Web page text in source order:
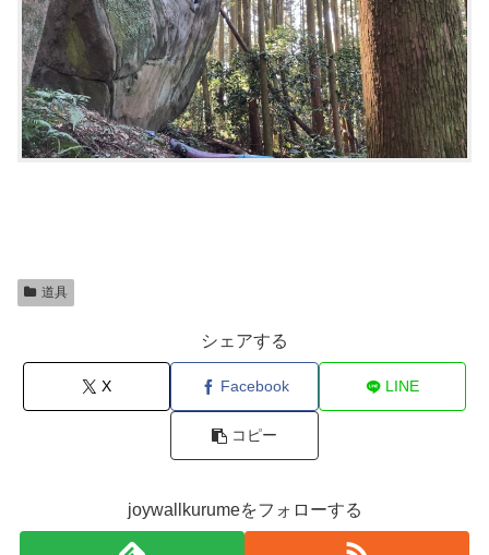
道具
シェアする
X Facebook LINE
コピー
joywallkurumeをフォローする